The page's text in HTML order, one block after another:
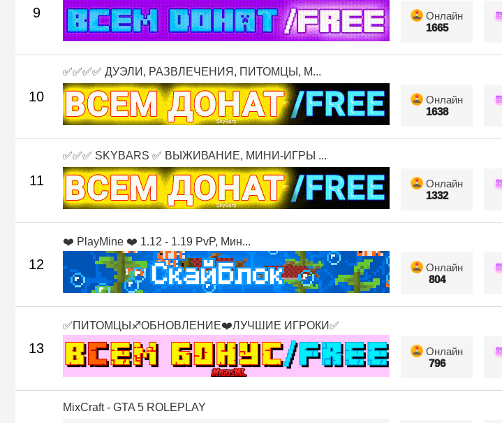
9
Онлайн
1665
10
✅✅✅✅ ДУЭЛИ, РАЗВЛЕЧЕНИЯ, ПИТОМЦЫ, М...
Онлайн
1638
11
✅✅✅ SKYBARS ✅ ВЫЖИВАНИЕ, МИНИ-ИГРЫ ...
Онлайн
1332
12
❤️ PlayMine ❤️ 1.12 - 1.19 PvP, Мин...
Онлайн
804
13
✅ПИТОМЦЫ♐ОБНОВЛЕНИЕ❤️ЛУЧШИЕ ИГРОКИ✅
Онлайн
796
MixCraft - GTA 5 ROLEPLAY